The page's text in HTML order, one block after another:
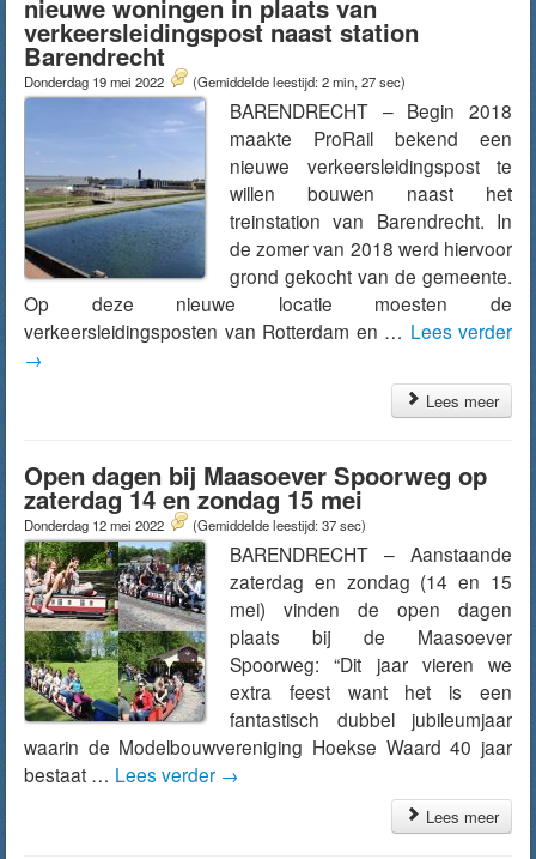
nieuwe woningen in plaats van
verkeersleidingspost naast station
Barendrecht
Donderdag 19 mei 2022 (Gemiddelde leestijd: 2 min, 27 sec)
BARENDRECHT – Begin 2018
maakte ProRail bekend een
nieuwe verkeersleidingspost te
willen bouwen naast het
treinstation van Barendrecht. In
de zomer van 2018 werd hiervoor
grond gekocht van de gemeente.
Op deze nieuwe locatie moesten de
verkeersleidingsposten van Rotterdam en … Lees verder
→
Lees meer
Open dagen bij Maasoever Spoorweg op
zaterdag 14 en zondag 15 mei
Donderdag 12 mei 2022 (Gemiddelde leestijd: 37 sec)
BARENDRECHT – Aanstaande
zaterdag en zondag (14 en 15
mei) vinden de open dagen
plaats bij de Maasoever
Spoorweg: “Dit jaar vieren we
extra feest want het is een
fantastisch dubbel jubileumjaar
waarin de Modelbouwvereniging Hoekse Waard 40 jaar
bestaat … Lees verder →
Lees meer